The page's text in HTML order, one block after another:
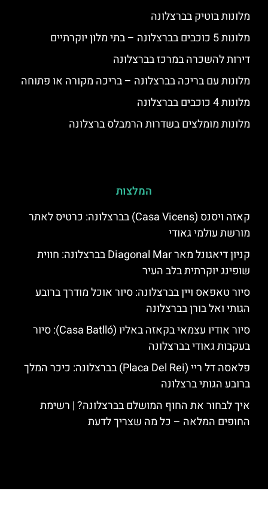
מלונות בוטיק בברצלונה
מלונות 5 כוכבים בברצלונה – בתי מלון יוקרתיים
דירות להשכרה במרכז בברצלונה
מלונות עם בריכה בברצלונה – בריכה מקורה או פתוחה
מלונות 4 כוכבים בברצלונה
מלונות מומלצים בשדרות הרמבלס ברצלונה
המלצות
קאזה ויסנס (Casa Vicens) בברצלונה: כרטיס לאתר
מורשת עולמי גאודי
קניון דיאגונל מאר Diagonal Mar בברצלונה: חווית
שופינג יוקרתית בלב העיר
סיור טאפאס ויין בברצלונה: סיור אוכל מודרך ברובע
הגותי ואל בורן בברצלונה
סיור אודיו עצמאי בקאזה באליו (Casa Batlló): סיור
בעקבות גאודי בברצלונה
פלאסה דל ריי (Placa Del Rei) בברצלונה: כיכר המלך
ברובע הגותי ברצלונה
איך לבחור את החוף המושלם בברצלונה? | רשימת
החופים המלאה – כל מה שצריך לדעת